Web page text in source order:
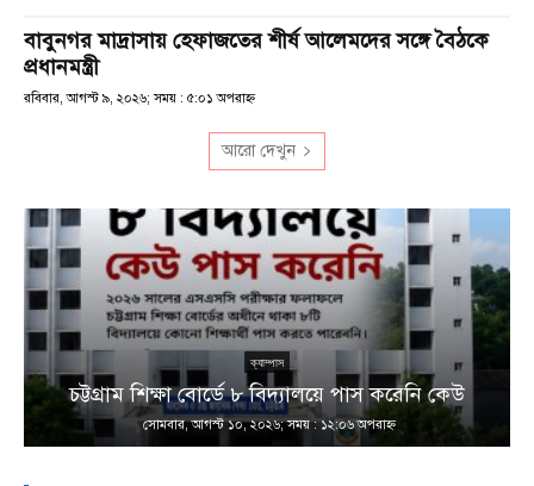
বাবুনগর মাদ্রাসায় হেফাজতের শীর্ষ আলেমদের সঙ্গে বৈঠকে
প্রধানমন্ত্রী
রবিবার, আগস্ট ৯, ২০২৬; সময় : ৫:০১ অপরাহ্ণ
আরো দেখুন
ক্যাম্পাস
চট্টগ্রাম শিক্ষা বোর্ডে ৮ বিদ্যালয়ে পাস করেনি কেউ
সোমবার, আগস্ট ১০, ২০২৬; সময় : ১২:০৬ অপরাহ্ণ